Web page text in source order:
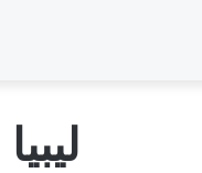
ليبيا